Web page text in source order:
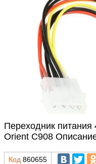
Переходник
Orient C908
Код 860655